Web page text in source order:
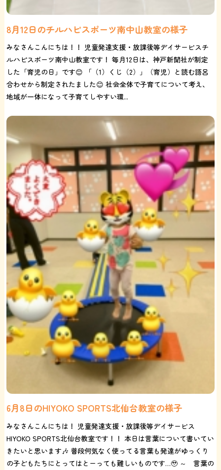
8月12日のチルハピスポーツ南中山教室の様子
みなさんこんにちは！！ 児童発達支援・放課後等デイサービスチ
ルハピスポーツ南中山教室です！ 毎月12日は、神戸新聞社が制定
した「育児の日」です😊 「（1）くじ（2）」（育児）と読む語呂
合わせから制定されたました😊 社会全体で子育てについて考え、
地域が一体になって子育てしやすい環...
6月8日のHIYOKO SPORTS北仙台教室の様子
みなさんこんにちは！ 児童発達支援・放課後等デイサービス
HIYOKO SPORTS北仙台教室です！！ 本日は言葉について書いてい
きたいと思います🎶 普段何気なく使ってる言葉も発達がゆっくり
の子どもたちにとってはとーっても難しいものです…🥹 ～ 言葉の